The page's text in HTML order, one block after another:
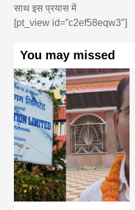
साथ इस प्रयास में
[pt_view id=”c2ef58eqw3″]
You may missed